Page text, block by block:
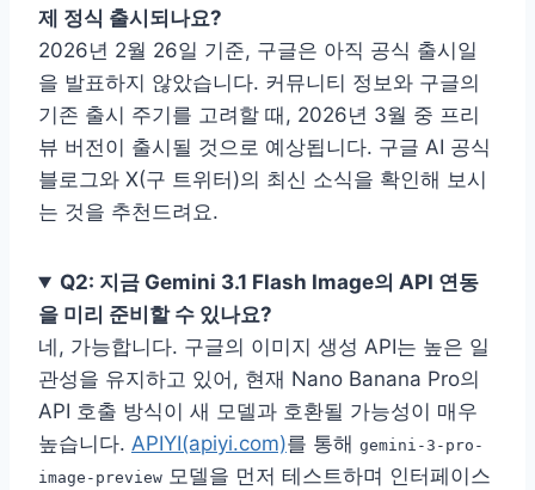
제 정식 출시되나요?
2026년 2월 26일 기준, 구글은 아직 공식 출시일
을 발표하지 않았습니다. 커뮤니티 정보와 구글의
기존 출시 주기를 고려할 때, 2026년 3월 중 프리
뷰 버전이 출시될 것으로 예상됩니다. 구글 AI 공식
블로그와 X(구 트위터)의 최신 소식을 확인해 보시
는 것을 추천드려요.
Q2: 지금 Gemini 3.1 Flash Image의 API 연동
을 미리 준비할 수 있나요?
네, 가능합니다. 구글의 이미지 생성 API는 높은 일
관성을 유지하고 있어, 현재 Nano Banana Pro의
API 호출 방식이 새 모델과 호환될 가능성이 매우
높습니다. APIYI(apiyi.com)를 통해 gemini-3-pro-
image-preview 모델을 먼저 테스트하며 인터페이스